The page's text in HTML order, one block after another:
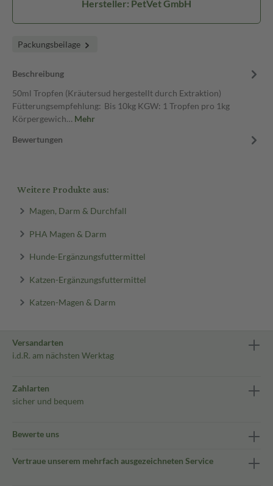
Hersteller: PetVet GmbH
Packungsbeilage
Beschreibung
50ml Tropfen (Kräutersud hergestellt durch Extraktion)
Fütterungsempfehlung: Bis 10kg KGW: 1 Tropfen pro 1kg
Körpergewich… Mehr
Bewertungen
Weitere Produkte aus:
Magen, Darm & Durchfall
PHA Magen & Darm
Hunde-Ergänzungsfuttermittel
Katzen-Ergänzungsfuttermittel
Katzen-Magen & Darm
Versandarten
i.d.R. am nächsten Werktag
Zahlarten
sicher und bequem
Bewerte uns
Vertraue unserem mehrfach ausgezeichneten Service